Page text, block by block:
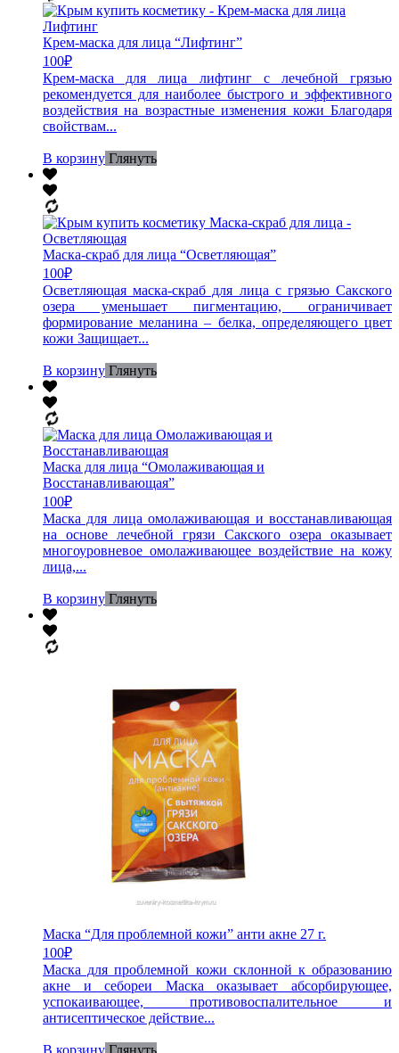
Крем-маска для лица “Лифтинг”
100₽
Крем-маска для лица лифтинг с лечебной грязью
рекомендуется для наиболее быстрого и эффективного
воздействия на возрастные изменения кожи Благодаря
свойствам...
В корзину Глянуть
Маска-скраб для лица “Осветляющая”
100₽
Осветляющая маска-скраб для лица с грязью Сакского
озера уменьшает пигментацию, ограничивает
формирование меланина – белка, определяющего цвет
кожи Защищает...
В корзину Глянуть
Маска для лица “Омолаживающая и
Восстанавливающая”
100₽
Маска для лица омолаживающая и восстанавливающая
на основе лечебной грязи Сакского озера оказывает
многоуровневое омолаживающее воздействие на кожу
лица,...
В корзину Глянуть
Маска “Для проблемной кожи” анти акне 27 г.
100₽
Маска для проблемной кожи склонной к образованию
акне и себореи Маска оказывает абсорбирующее,
успокаивающее, противовоспалительное и
антисептическое действие...